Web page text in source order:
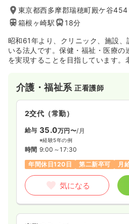
東京都西多摩郡瑞穂町殿ケ谷454
箱根ヶ崎駅
18分
昭和61年より、クリニック、施設
いる法人です。保健・福祉・医療の
を実現することを目指しています。
介護・福祉系正看護師
2交代（常勤）
給与 35.0万円〜/月
※経験5年の例
時間 9:00～17:30
年間休日120日
第二新卒可 月
気になる